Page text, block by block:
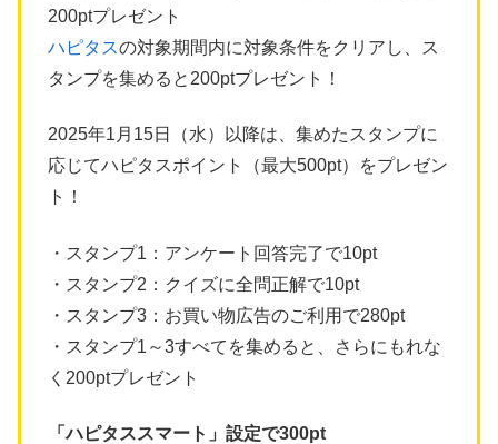
200ptプレゼント
ハピタスの対象期間内に対象条件をクリアし、ス
タンプを集めると200ptプレゼント！
2025年1月15日（水）以降は、集めたスタンプに
応じてハピタスポイント（最大500pt）をプレゼン
ト！
・スタンプ1：アンケート回答完了で10pt
・スタンプ2：クイズに全問正解で10pt
・スタンプ3：お買い物広告のご利用で280pt
・スタンプ1～3すべてを集めると、さらにもれな
く200ptプレゼント
「ハピタススマート」設定で300pt